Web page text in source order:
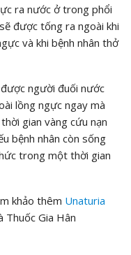
ra nước ở trong phổi
được tống ra ngoài khi
và khi bệnh nhân thở
người đuối nước
lồng ngực ngay mà
gian vàng cứu nạn
bệnh nhân còn sống
trong một thời gian
khảo thêm Unaturia
Thuốc Gia Hân